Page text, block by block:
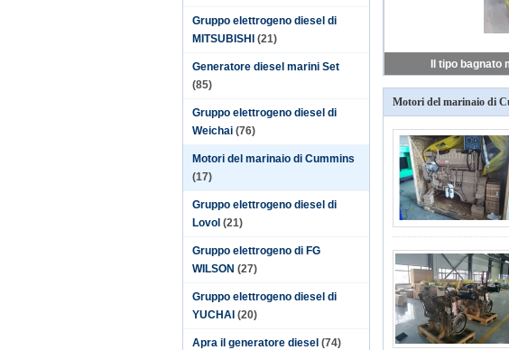
Gruppo elettrogeno diesel di
MITSUBISHI (21)
Generatore diesel marini Set
(85)
Gruppo elettrogeno diesel di
Weichai (76)
Motori del marinaio di Cummins
(17)
Gruppo elettrogeno diesel di
Lovol (21)
Gruppo elettrogeno di FG
WILSON (27)
Gruppo elettrogeno diesel di
YUCHAI (20)
Apra il generatore diesel (74)
Motori del marinaio di